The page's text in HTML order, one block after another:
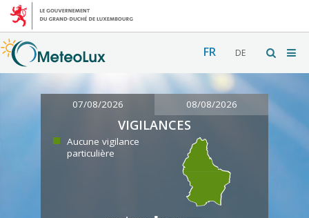
FR DE
07/08/2026 08/08/2026
VIGILANCES
Aucune vigilance
particulière